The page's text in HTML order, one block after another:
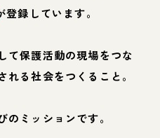
登録しています。
て保護活動の現場をつな
れる社会をつくること。
のミッションです。